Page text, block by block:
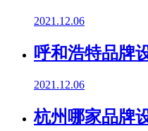
2021.12.06
呼和浩特品牌
2021.12.06
杭州哪家品牌